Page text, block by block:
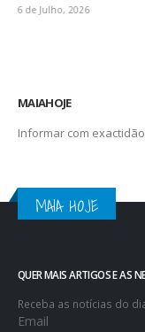
MAIAHOJE
Informar com
MAIA HOJE
QUER MAIS ARTIGOS E AS
Receba as notícias do
Email